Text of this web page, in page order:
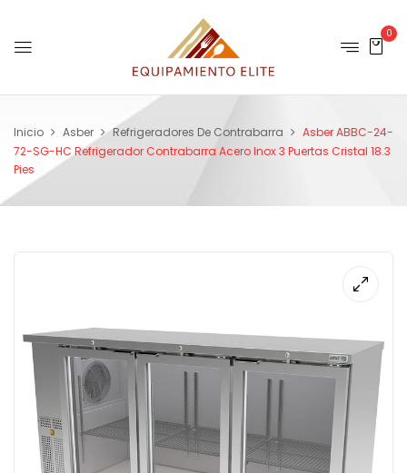
0
Inicio Asber Refrigeradores De Contrabarra
Asber ABBC-24-
72-SG-HC Refrigerador Contrabarra Acero Inox 3 Puertas Cristal 18.3
Pies